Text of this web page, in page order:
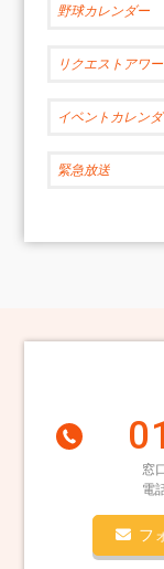
野球カレンダー
リクエストアワー
イベントカレン
緊急放送
窓
電
フ